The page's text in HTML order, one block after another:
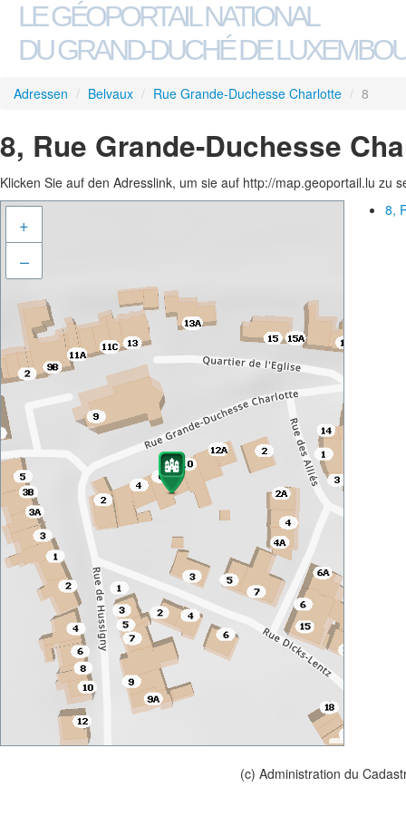
LE GÉOPORTAIL NATIONAL
DU GRAND-DUCHÉ DE
Adressen / Belvaux / Rue Grande-Duchesse Charlotte / 8
8, Rue Grande-Duchesse
Klicken Sie auf den Adresslink, um sie auf http://map.geoportail.lu zu
+
–
8,
(c) Administration du